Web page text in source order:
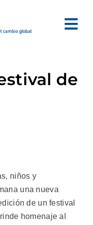
de
niños y
una nueva
de un festival
homenaje al